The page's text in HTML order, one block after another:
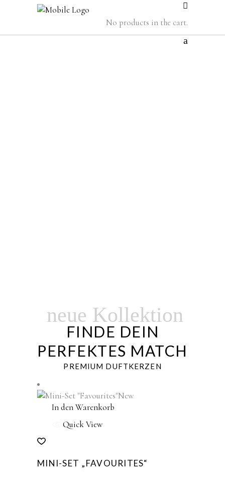
No products in the cart.
neue Kollektion
FINDE DEIN
PERFEKTES MATCH
PREMIUM DUFTKERZEN
New
In den Warenkorb
Quick View
MINI-SET „FAVOURITES“